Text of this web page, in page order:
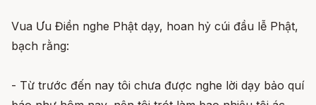
Vua Ưu Điền nghe Phật dạy, hoan hỷ cúi đầu lễ Phật,
bạch rằng:
- Từ trước đến nay tôi chưa được nghe lời dạy bảo quí